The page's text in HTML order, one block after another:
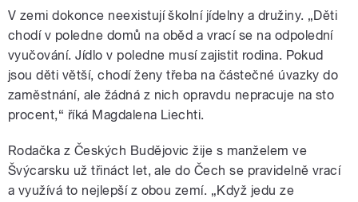
V zemi dokonce neexistují školní jídelny a družiny. „Děti
chodí v poledne domů na oběd a vrací se na odpolední
vyučování. Jídlo v poledne musí zajistit rodina. Pokud
jsou děti větší, chodí ženy třeba na částečné úvazky do
zaměstnání, ale žádná z nich opravdu nepracuje na sto
procent,“ říká Magdalena Liechti.
Rodačka z Českých Budějovic žije s manželem ve
Švýcarsku už třináct let, ale do Čech se pravidelně vrací
a využívá to nejlepší z obou zemí. „Když jedu ze